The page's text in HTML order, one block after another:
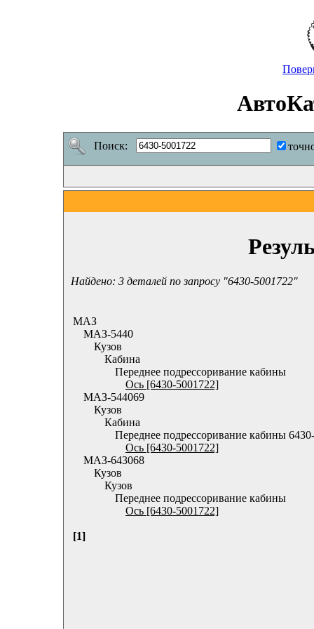
Поиск:
Найдено: 3 деталей по запросу "6430-5001722"
МАЗ
МАЗ-5440
Кузов
Кабина
Переднее подрессоривание кабины
Ось [6430-5001722]
МАЗ-544069
Кузов
Кабина
Переднее подрессоривание кабины
Ось [6430-5001722]
МАЗ-643068
Кузов
Кузов
Переднее подрессоривание кабины
Ось [6430-5001722]
[1]